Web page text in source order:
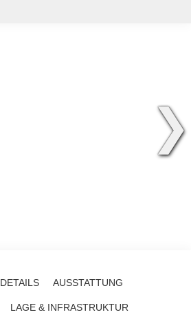
❯
DETAILS AUSSTATTUNG
LAGE & INFRASTRUKTUR